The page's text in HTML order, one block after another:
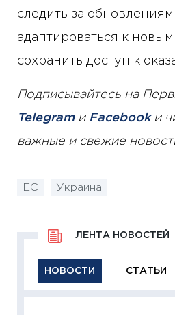
следить за
адаптироваться к
сохранить доступ к
Подписывайтесь на
Telegramи Facebookи
важные и свежие
ЕС Украина
НОВОСТИ СТАТЬИ
ЛЕНТА НОВОСТЕЙ